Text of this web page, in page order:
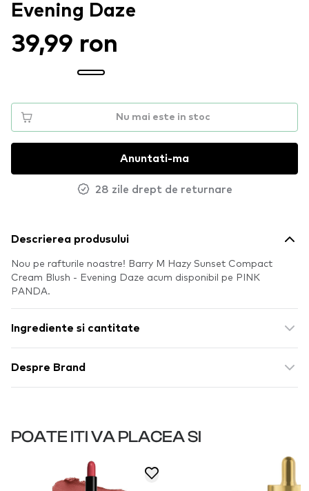
Evening Daze
39,99 ron
Nu mai este in stoc
Anuntati-ma
28 zile drept de returnare
Descrierea produsului
Nou pe rafturile noastre! Barry M Hazy Sunset Compact
Cream Blush - Evening Daze acum disponibil pe PINK
PANDA.
Ingrediente si cantitate
Despre Brand
POATE ITI VA PLACEA SI